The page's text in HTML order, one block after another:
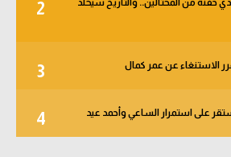
2
حفنة من المحتالين.. والتاريخ سيخلد
3 الاستنغاء عن عمر كمال
4 على استمرار الساعي وأحمد عيد